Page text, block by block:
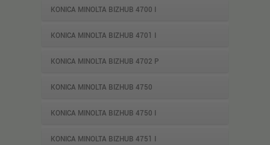
KONICA MINOLTA BIZHUB 4700 I
KONICA MINOLTA BIZHUB 4701 I
KONICA MINOLTA BIZHUB 4702 P
KONICA MINOLTA BIZHUB 4750
KONICA MINOLTA BIZHUB 4750 I
KONICA MINOLTA BIZHUB 4751 I